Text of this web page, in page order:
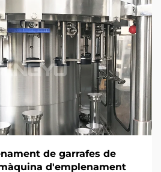
de garrafes de
d'emplenament